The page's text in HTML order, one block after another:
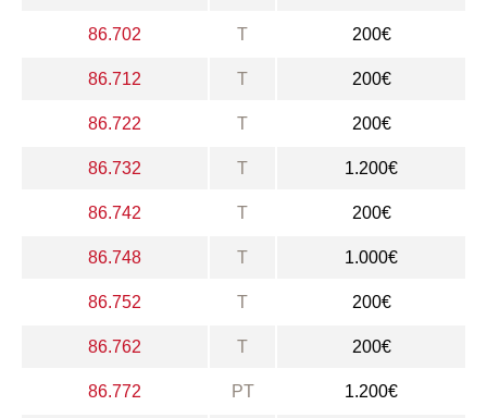
86.702 T 200€
86.712 T 200€
86.722 T 200€
86.732 T 1.200€
86.742 T 200€
86.748 T 1.000€
86.752 T 200€
86.762 T 200€
86.772 PT 1.200€